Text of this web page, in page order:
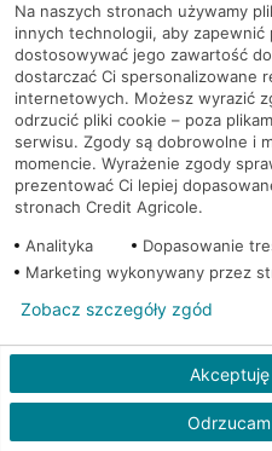
Warszawa, al. Stanów
Zjednoczonych 72
Warszawa, Al.Stanów
Zjednoczonych 72/21
Warszawa, al.
361
Warszawa, Ananasowa
31/U12
Warszawa, Anny German
Warszawa, Baletowa 2
Na naszych stronach używamy
innych technologii, aby zapewnić
dostosowywać jego zawartość
dostarczać Ci spersonalizowane
internetowych. Możesz wyrazić
odrzucić pliki cookie – poza
serwisu. Zgody są dobrowolne i
momencie. Wyrażenie zgody
prezentować Ci lepiej
stronach Credit Agricole.
Analityka
Dopasowanie
Marketing wykonywany przez
Zobacz szczegóły zgód